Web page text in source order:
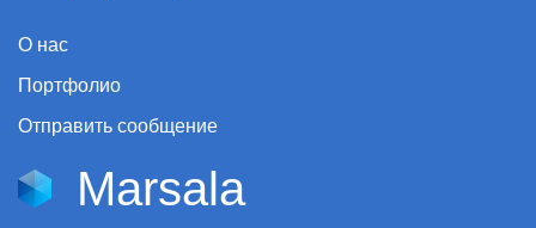
О нас
Портфолио
Отправить сообщение
Marsala